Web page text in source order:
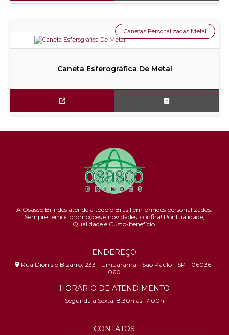
Caneta Esferográfica De Metal
Canetas Personalizadas Metal
A Osasco Brindes atende a todo o Brasil em brindes personalizados.
Sempre temos promoções e novidades, confira! Pontualidade,
Qualidade e Custo-benefício.
ENDEREÇO
Rua Dionísio Bizarro, 233 - Umuarama - São Paulo - SP - 06036-
060
HORÁRIO DE ATENDIMENTO
Segunda à Sexta: 8:30h às 17:00h
CONTATOS